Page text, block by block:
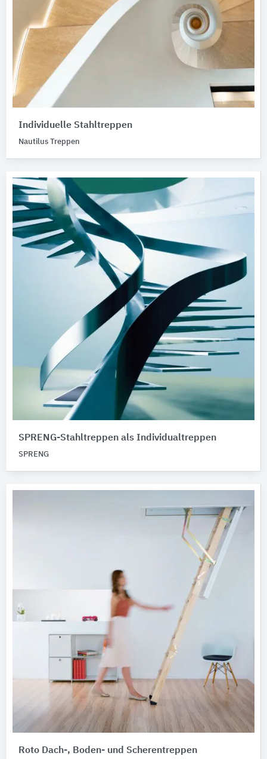
Individuelle Stahltreppen
Nautilus Treppen
SPRENG-Stahltreppen als Individualtreppen
SPRENG
Roto Dach-, Boden- und Scherentreppen